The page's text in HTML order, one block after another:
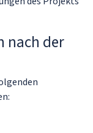
nach der